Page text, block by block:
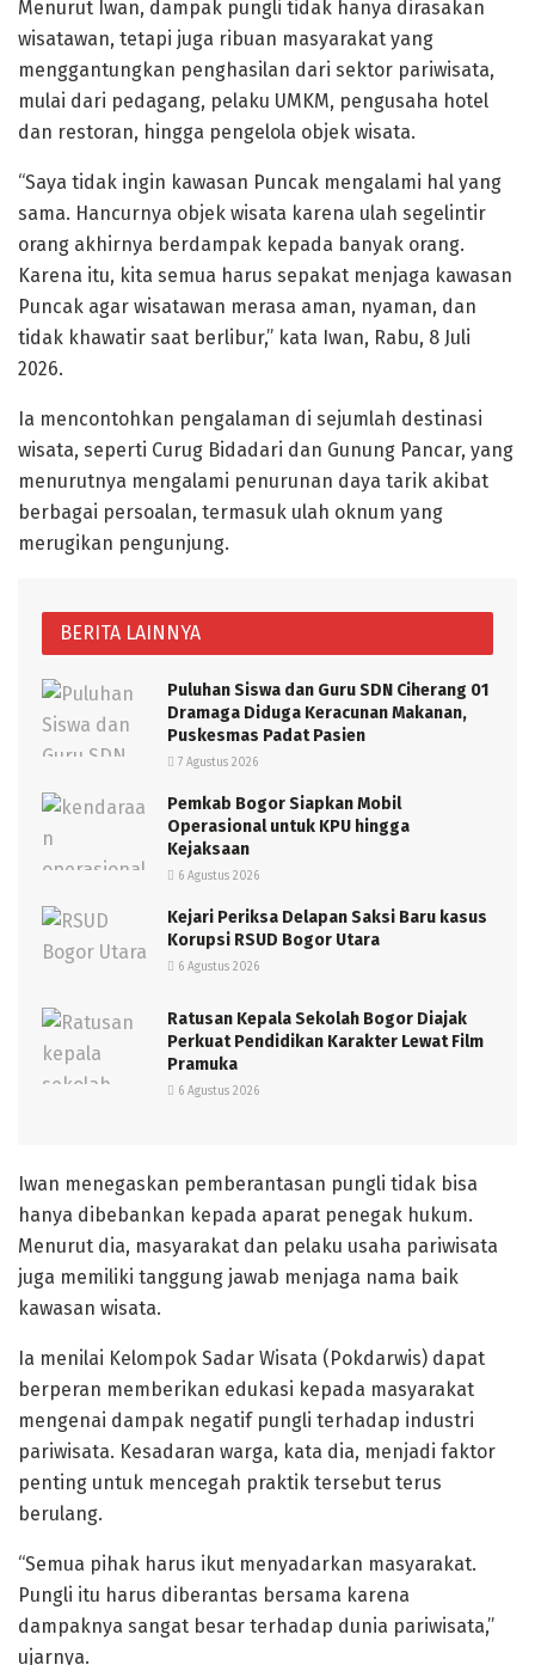
Menurut Iwan, dampak pungli tidak hanya dirasakan
wisatawan, tetapi juga ribuan masyarakat yang
menggantungkan penghasilan dari sektor pariwisata,
mulai dari pedagang, pelaku UMKM, pengusaha hotel
dan restoran, hingga pengelola objek wisata.
“Saya tidak ingin kawasan Puncak mengalami hal yang
sama. Hancurnya objek wisata karena ulah segelintir
orang akhirnya berdampak kepada banyak orang.
Karena itu, kita semua harus sepakat menjaga kawasan
Puncak agar wisatawan merasa aman, nyaman, dan
tidak khawatir saat berlibur,” kata Iwan, Rabu, 8 Juli
2026.
Ia mencontohkan pengalaman di sejumlah destinasi
wisata, seperti Curug Bidadari dan Gunung Pancar, yang
menurutnya mengalami penurunan daya tarik akibat
berbagai persoalan, termasuk ulah oknum yang
merugikan pengunjung.
BERITA LAINNYA
Puluhan Siswa dan Guru SDN Ciherang 01
Dramaga Diduga Keracunan Makanan,
Puskesmas Padat Pasien
7 Agustus 2026
Pemkab Bogor Siapkan Mobil
Operasional untuk KPU hingga
Kejaksaan
6 Agustus 2026
Kejari Periksa Delapan Saksi Baru kasus
Korupsi RSUD Bogor Utara
6 Agustus 2026
Ratusan Kepala Sekolah Bogor Diajak
Perkuat Pendidikan Karakter Lewat Film
Pramuka
6 Agustus 2026
Iwan menegaskan pemberantasan pungli tidak bisa
hanya dibebankan kepada aparat penegak hukum.
Menurut dia, masyarakat dan pelaku usaha pariwisata
juga memiliki tanggung jawab menjaga nama baik
kawasan wisata.
Ia menilai Kelompok Sadar Wisata (Pokdarwis) dapat
berperan memberikan edukasi kepada masyarakat
mengenai dampak negatif pungli terhadap industri
pariwisata. Kesadaran warga, kata dia, menjadi faktor
penting untuk mencegah praktik tersebut terus
berulang.
“Semua pihak harus ikut menyadarkan masyarakat.
Pungli itu harus diberantas bersama karena
dampaknya sangat besar terhadap dunia pariwisata,”
ujarnya.